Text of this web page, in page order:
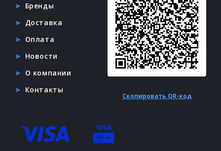
Бренды
Доставка
Оплата
Новости
О компании
Контакты
Скопировать QR-код